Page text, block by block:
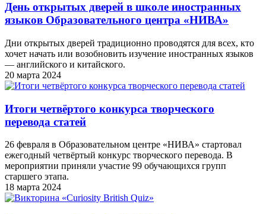
День открытых дверей в школе иностранных
языков Образовательного центра «НИВА»
Дни открытых дверей традиционно проводятся для всех, кто
хочет начать или возобновить изучение иностранных языков
— английского и китайского.
20 марта 2024
Итоги четвёртого конкурса творческого
перевода статей
26 февраля в Образовательном центре «НИВА» стартовал
ежегодный четвёртый конкурс творческого перевода. В
мероприятии приняли участие 99 обучающихся групп
старшего этапа.
18 марта 2024